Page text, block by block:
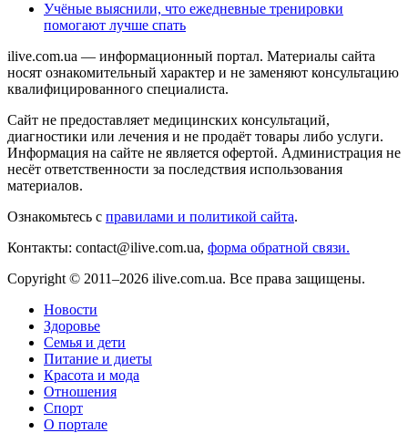
Учёные выяснили, что ежедневные тренировки
помогают лучше спать
ilive.com.ua — информационный портал. Материалы сайта
носят ознакомительный характер и не заменяют консультацию
квалифицированного специалиста.
Сайт не предоставляет медицинских консультаций,
диагностики или лечения и не продаёт товары либо услуги.
Информация на сайте не является офертой. Администрация не
несёт ответственности за последствия использования
материалов.
Ознакомьтесь с правилами и политикой сайта.
Контакты: contact@ilive.com.ua, форма обратной связи.
Copyright © 2011–2026 ilive.com.ua. Все права защищены.
Новости
Здоровье
Семья и дети
Питание и диеты
Красота и мода
Отношения
Спорт
О портале